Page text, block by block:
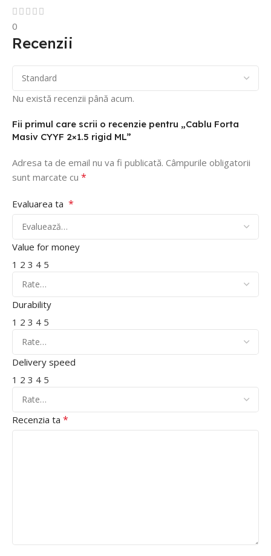
0
Recenzii
Nu există recenzii până acum.
Fii primul care scrii o recenzie pentru „Cablu Forta
Masiv CYYF 2×1.5 rigid ML”
Adresa ta de email nu va fi publicată. Câmpurile obligatorii
sunt marcate cu *
Evaluarea ta *
Value for money
1 2 3 4 5
Durability
1 2 3 4 5
Delivery speed
1 2 3 4 5
Recenzia ta *